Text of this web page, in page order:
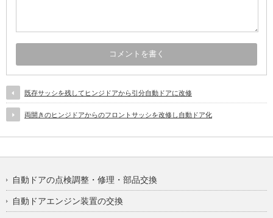
既存サッシを残してヒンジドアから引分自動ドアに改修
両開きのヒンジドアからのフロントサッシを改修し自動ドア化
自動ドアの点検調整・修理・部品交換
自動ドアエンジン装置の交換